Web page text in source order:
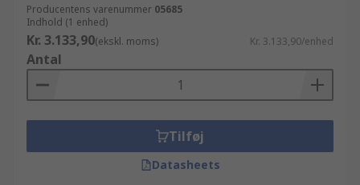
Producentens varenummer 05685
Indhold (1 enhed)
Kr. 3.133,90(ekskl. moms) Kr. 3.133,90/enhed
Antal
Tilføj
Datasheets